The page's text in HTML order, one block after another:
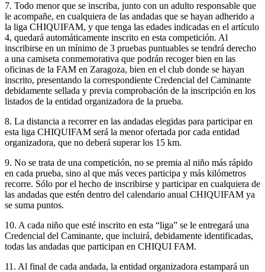
7. Todo menor que se inscriba, junto con un adulto responsable que
le acompañe, en cualquiera de las andadas que se hayan adherido a
la liga CHIQUIFAM, y que tenga las edades indicadas en el artículo
4, quedará automáticamente inscrito en esta competición. Al
inscribirse en un mínimo de 3 pruebas puntuables se tendrá derecho
a una camiseta conmemorativa que podrán recoger bien en las
oficinas de la FAM en Zaragoza, bien en el club donde se hayan
inscrito, presentando la correspondiente Credencial del Caminante
debidamente sellada y previa comprobación de la inscripción en los
listados de la entidad organizadora de la prueba.
8. La distancia a recorrer en las andadas elegidas para participar en
esta liga CHIQUIFAM será la menor ofertada por cada entidad
organizadora, que no deberá superar los 15 km.
9. No se trata de una competición, no se premia al niño más rápido
en cada prueba, sino al que más veces participa y más kilómetros
recorre. Sólo por el hecho de inscribirse y participar en cualquiera de
las andadas que estén dentro del calendario anual CHIQUIFAM ya
se suma puntos.
10. A cada niño que esté inscrito en esta “liga” se le entregará una
Credencial del Caminante, que incluirá, debidamente identificadas,
todas las andadas que participan en CHIQUI FAM.
11. Al final de cada andada, la entidad organizadora estampará un